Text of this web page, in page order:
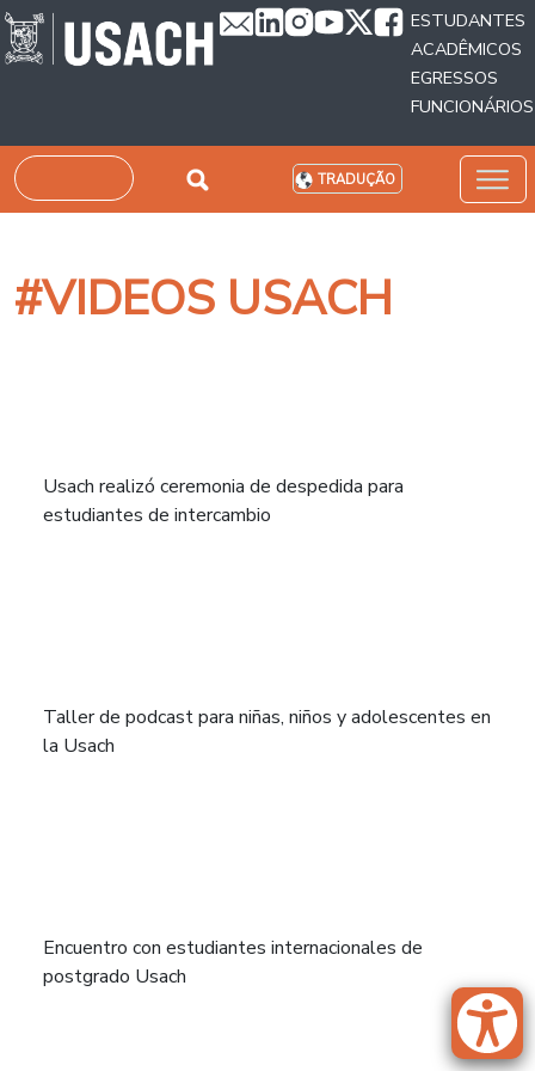
Passar para o conteúdo principal
ESTUDANTES
ACADÊMICOS
EGRESSOS
FUNCIONÁRIOS
Pesquisar TRADUÇÃO
#VIDEOS USACH
Usach realizó ceremonia de despedida para
estudiantes de intercambio
Taller de podcast para niñas, niños y adolescentes en
la Usach
Encuentro con estudiantes internacionales de
postgrado Usach